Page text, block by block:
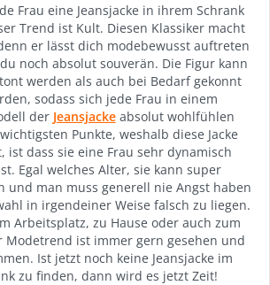
Frau eine Jeansjacke in ihrem Schrank
Trend ist Kult. Diesen Klassiker macht
er lässt dich modebewusst auftreten
noch absolut souverän. Die Figur kann
werden als auch bei Bedarf gekonnt
sodass sich jede Frau in einem
der Jeansjackeabsolut wohlfühlen
Punkte, weshalb diese Jacke
ist dass sie eine Frau sehr dynamisch
Egal welches Alter, sie kann super
und man muss generell nie Angst haben
in irgendeiner Weise falsch zu liegen.
Arbeitsplatz, zu Hause oder auch zum
Modetrend ist immer gern gesehen und
Ist jetzt noch keine Jeansjacke im
zu finden, dann wird es jetzt Zeit!